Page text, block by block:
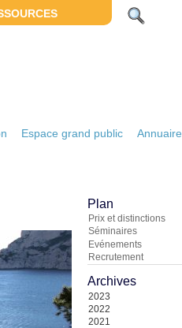
Espace grand public Annuaire
Plan
Prix et distinctions
Séminaires
Evénements
Recrutement
Archives
2023
2022
2021